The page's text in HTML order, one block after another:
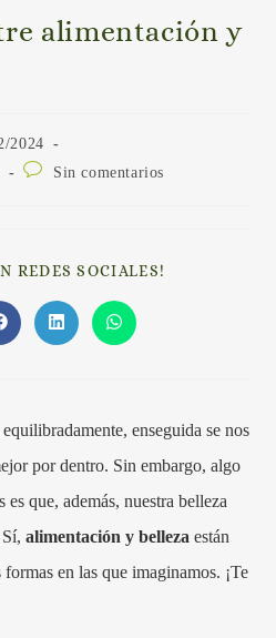
alimentación y
2024
Sin comentarios
REDES SOCIALES!
enseguida se nos
por dentro. Sin embargo, algo
que, además, nuestra belleza
Sí,alimentación y belleza están
en las que imaginamos. ¡Te